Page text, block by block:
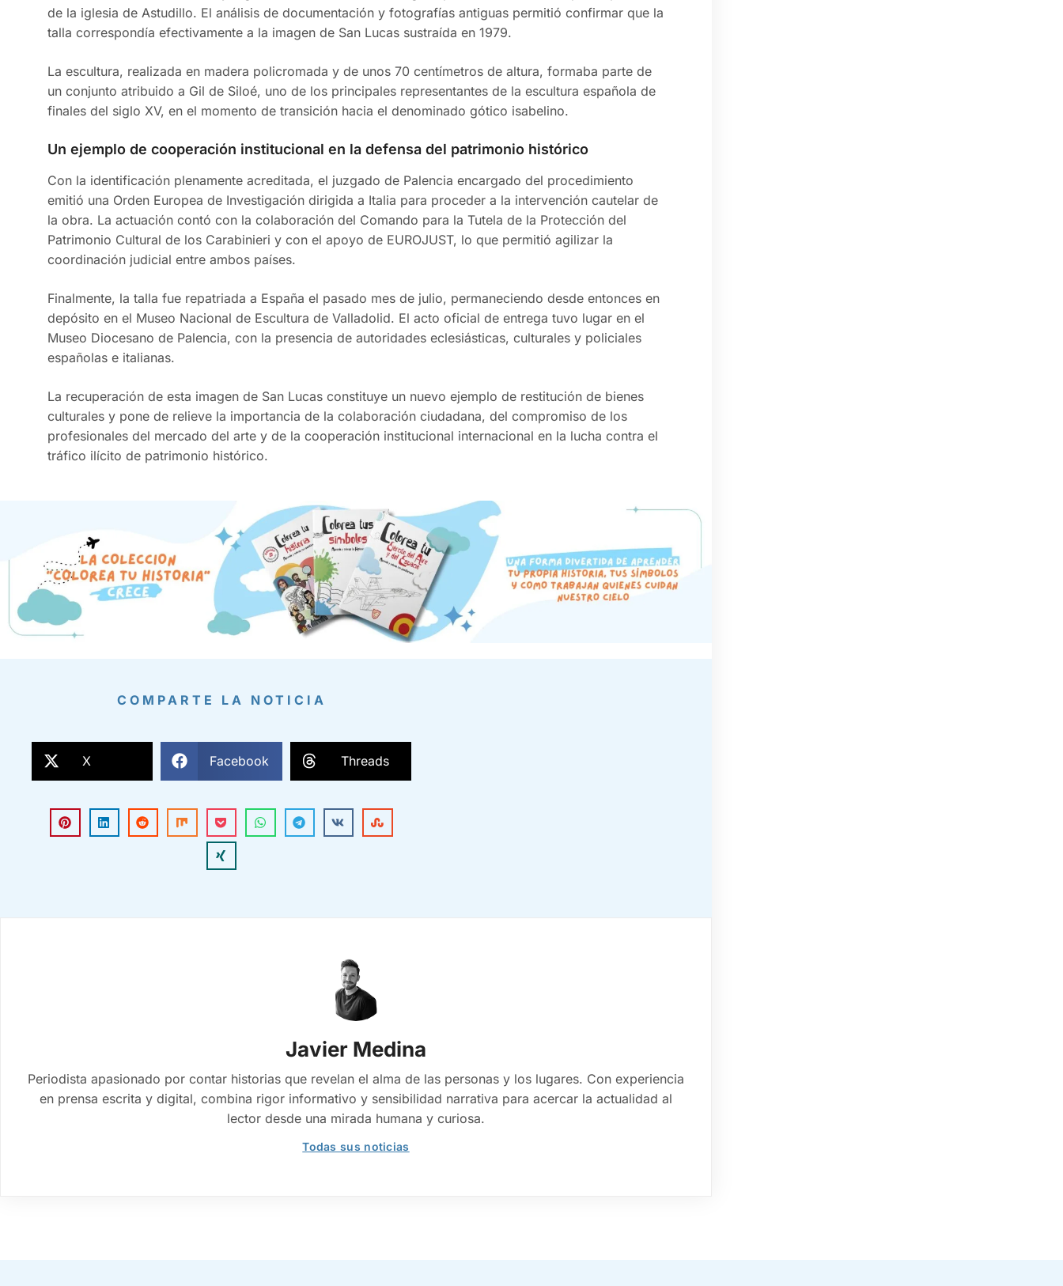
de la iglesia de Astudillo. El análisis de documentación y fotografías antiguas permitió confirmar que la
talla correspondía efectivamente a la imagen de San Lucas sustraída en 1979.
La escultura, realizada en madera policromada y de unos 70 centímetros de altura, formaba parte de
un conjunto atribuido a Gil de Siloé, uno de los principales representantes de la escultura española de
finales del siglo XV, en el momento de transición hacia el denominado gótico isabelino.
Un ejemplo de cooperación institucional en la defensa del patrimonio histórico
Con la identificación plenamente acreditada, el juzgado de Palencia encargado del procedimiento
emitió una Orden Europea de Investigación dirigida a Italia para proceder a la intervención cautelar de
la obra. La actuación contó con la colaboración del Comando para la Tutela de la Protección del
Patrimonio Cultural de los Carabinieri y con el apoyo de EUROJUST, lo que permitió agilizar la
coordinación judicial entre ambos países.
Finalmente, la talla fue repatriada a España el pasado mes de julio, permaneciendo desde entonces en
depósito en el Museo Nacional de Escultura de Valladolid. El acto oficial de entrega tuvo lugar en el
Museo Diocesano de Palencia, con la presencia de autoridades eclesiásticas, culturales y policiales
españolas e italianas.
La recuperación de esta imagen de San Lucas constituye un nuevo ejemplo de restitución de bienes
culturales y pone de relieve la importancia de la colaboración ciudadana, del compromiso de los
profesionales del mercado del arte y de la cooperación institucional internacional en la lucha contra el
tráfico ilícito de patrimonio histórico.
COMPARTE LA NOTICIA
X Facebook Threads
Javier Medina
Periodista apasionado por contar historias que revelan el alma de las personas y los lugares. Con experiencia
en prensa escrita y digital, combina rigor informativo y sensibilidad narrativa para acercar la actualidad al
lector desde una mirada humana y curiosa.
Todas sus noticias